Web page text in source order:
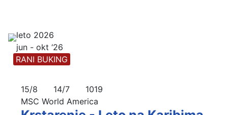
leto 2026
jun - okt ‘26
RANI BUKING
15/8 14/7
1019
MSC World America